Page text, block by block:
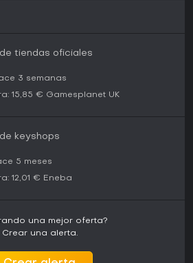
tiendas oficiales
3 semanas
15,85 € Gamesplanet UK
keyshops
5 meses
12,01 € Eneba
una mejor oferta?
Crear una alerta.